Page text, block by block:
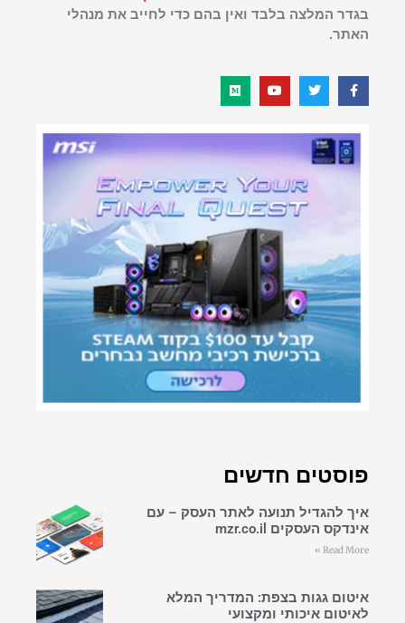
בגדר המלצה בלבד ואין בהם כדי לחייב את מנהלי
האתר.
פוסטים חדשים
איך להגדיל תנועה לאתר העסק – עם
אינדקס העסקים mzr.co.il
Read More »
איטום גגות בצפת: המדריך המלא
לאיטום איכותי ומקצועי